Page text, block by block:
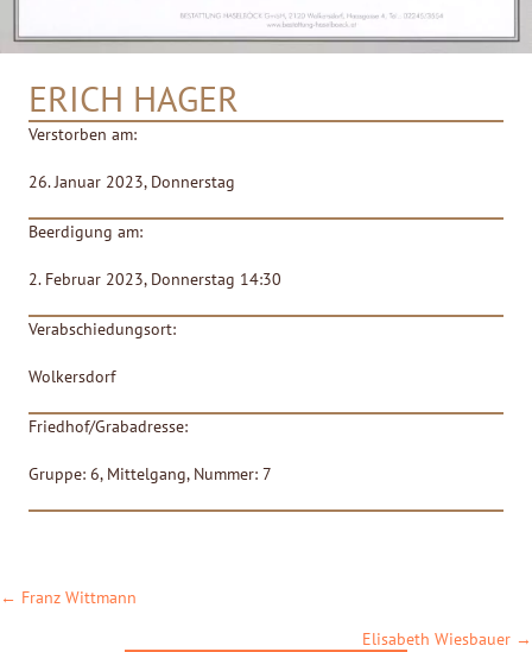
ERICH HAGER
Verstorben am:
26. Januar 2023, Donnerstag
Beerdigung am:
2. Februar 2023, Donnerstag 14:30
Verabschiedungsort:
Wolkersdorf
Friedhof/Grabadresse:
Gruppe: 6, Mittelgang, Nummer: 7
POSTS
← Franz Wittmann
Elisabeth Wiesbauer →